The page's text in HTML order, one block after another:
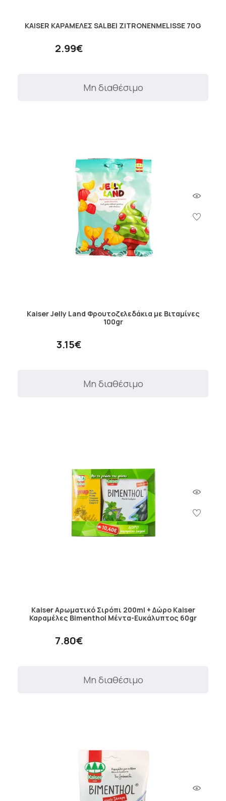
KAISER ΚΑΡΑΜΕΛΕΣ SALBEI ZITRONENMELISSE 70G
2.99€
Μη διαθέσιμο
Kaiser Jelly Land Φρουτοζελεδάκια με Βιταμίνες
100gr
3.15€
Μη διαθέσιμο
Kaiser Αρωματικό Σιρόπι 200ml + Δώρο Kaiser
Καραμέλες Bimenthol Μέντα-Ευκάλυπτος 60gr
7.80€
Μη διαθέσιμο